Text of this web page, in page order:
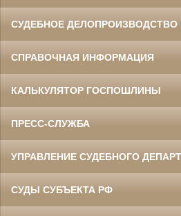
СУДЕБНОЕ ДЕЛОПРОИЗВОДСТВО
СПРАВОЧНАЯ ИНФОРМАЦИЯ
КАЛЬКУЛЯТОР ГОСПОШЛИНЫ
ПРЕСС-СЛУЖБА
УПРАВЛЕНИЕ СУДЕБНОГО
СУДЫ СУБЪЕКТА РФ